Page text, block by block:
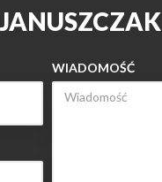
WIADOMOŚĆ